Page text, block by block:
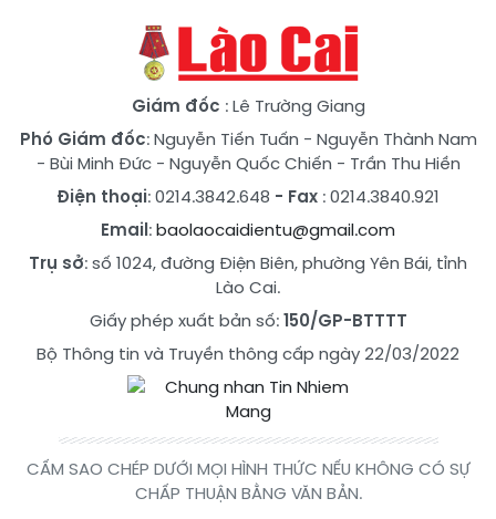
Giám đốc : Lê Trường Giang
Phó Giám đốc:Nguyễn Tiến Tuấn - Nguyễn Thành Nam
- Bùi Minh Đức- Nguyễn Quốc Chiến - Trần Thu Hiền
Điện thoại: 0214.3842.648 - Fax : 0214.3840.921
Email:baolaocaidientu@gmail.com
Trụ sở: số 1024, đường Điện Biên, phường Yên Bái, tỉnh
Lào Cai.
Giấy phép xuất bản số:150/GP-BTTTT
Bộ Thông tin và Truyền thông cấp ngày 22/03/2022
CẤM SAO CHÉP DƯỚI MỌI HÌNH THỨC NẾU KHÔNG CÓ SỰ
CHẤP THUẬN BẰNG VĂN BẢN.